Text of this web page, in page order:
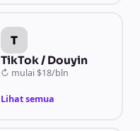
T
TikTok / Douyin
↻ mulai $18/bln
Lihat semua